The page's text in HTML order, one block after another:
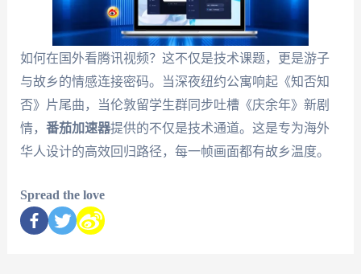
如何在国外看腾讯视频？这不仅是技术课题，更是游子
与故乡的情感连接密码。当深夜纽约公寓响起《知否知
否》片尾曲，当伦敦留学生群同步吐槽《庆余年》新剧
情， 番茄加速器提供的不仅是技术通道。这是专为海外
华人设计的高效回归路径，每一帧画面都有故乡温度。
Spread the love